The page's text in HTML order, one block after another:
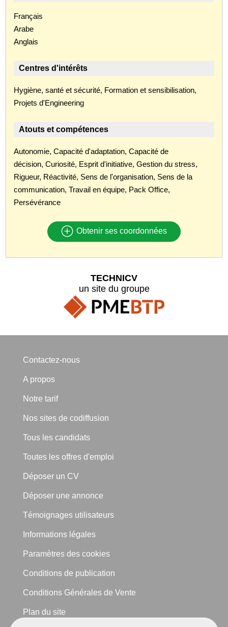
Français
Arabe
Anglais
Centres d'intérêts
Hygiène, santé et sécurité, Formation et sensibilisation,
Projets d'Engineering
Atouts et compétences
Autonomie, Capacité d'adaptation, Capacité de
décision, Curiosité, Esprit d'initiative, Gestion du stress,
Rigueur, Réactivité, Sens de l'organisation, Sens de la
communication, Travail en équipe, Pack Office,
Persévérance
Obtenir ses coordonnées
TECHNICV
un site du groupe
Contactez-nous
A propos
Notre tarif
Nos sites de codiffusion
Tous les candidats
Toutes les offres d'emploi
Déposer un CV
Déposer une annonce
Témoignages utilisateurs
Informations légales
Paramètres des cookies
Conditions de publication
Conditions Générales de Vente
Plan du site